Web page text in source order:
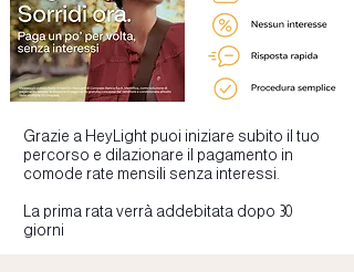
Grazie a HeyLight puoi iniziare subito il tuo
percorso e dilazionare il pagamento in
comode rate mensili senza interessi.
La prima rata verrà addebitata dopo 30
giorni